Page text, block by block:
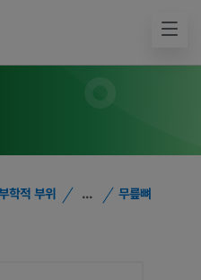
학적 부위 ...
무릎뼈